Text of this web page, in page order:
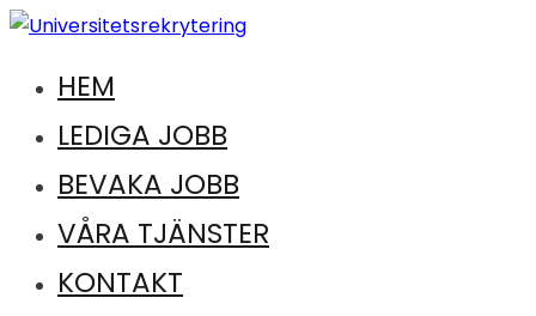
Hoppa
innehåll
Universitetsrekrytering
Jobb inom universitet och högskola
HEM
LEDIGA JOBB
BEVAKA JOBB
VÅRA TJÄNSTER
KONTAKT